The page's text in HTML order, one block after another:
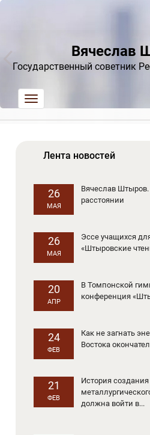
Вячеслав
Государственный советник
trk
Лента новостей
26
МАЯ
Вячеслав
расстоянии
26
МАЯ
Эссе учащихся
«Штыровские
20
АПР
В Томпонской
конференция
24
ФЕВ
Как не загнать
Востока
21
ФЕВ
История создания
должна войти в...